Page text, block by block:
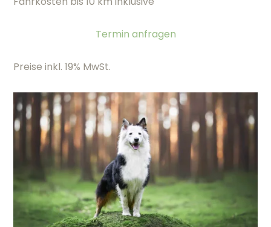
Termin anfragen
Preise inkl. 19% MwSt.